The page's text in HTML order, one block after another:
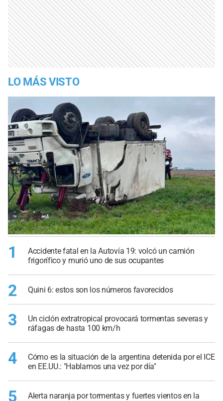
LO MÁS VISTO
1
Accidente fatal en la Autovía 19: volcó un camión
frigorífico y murió uno de sus ocupantes
2 Quini 6: estos son los números favorecidos
3
Un ciclón extratropical provocará tormentas severas y
ráfagas de hasta 100 km/h
4
Cómo es la situación de la argentina detenida por el ICE
en EE.UU.: "Hablamos una vez por día"
5
Alerta naranja por tormentas y fuertes vientos en la